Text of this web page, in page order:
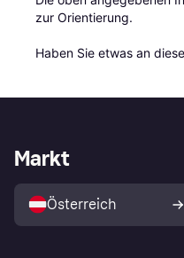
zur Orientierung.
Haben Sie etwas an
Markt
Österreich